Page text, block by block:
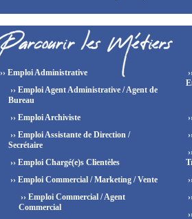
›› Emploi Administrative
›› Emploi Agent Administrative / Agent de
Bureau
›› Emploi Archiviste
›› Emploi Assistante de Direction /
Secrétaire
›› Emploi Chargé(e)s Clientèles
›› Emploi Commercial / Marketing / Vente
›› Emploi Commercial / Agent
Commercial